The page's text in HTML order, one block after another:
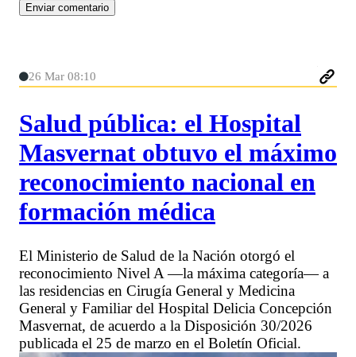
26 Mar 08:10
Salud pública: el Hospital
Masvernat obtuvo el máximo
reconocimiento nacional en
formación médica
El Ministerio de Salud de la Nación otorgó el
reconocimiento Nivel A —la máxima categoría— a
las residencias en Cirugía General y Medicina
General y Familiar del Hospital Delicia Concepción
Masvernat, de acuerdo a la Disposición 30/2026
publicada el 25 de marzo en el Boletín Oficial.